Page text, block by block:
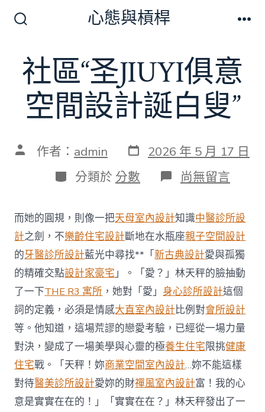
切
換
開
關
心態與槓桿
社區“圣JIUYI俱意
空間設計誕白叟”
文 作者： admin 發
表
日
期
2026 年 5 月 17 日
分
類
分類於 分數 在
〈社
“圣
JIUYI
俱
意
空
間
設
計
誕
白
叟”〉
中
尚無留言
而她的圓規，則像一把天母室內設計知識中醫診所設
計之劍，不樂齡住宅設計斷地在水瓶座親子空間設計
的牙醫診所設計藍光中尋找**「新古典設計愛與孤獨
的精確交點設計家豪宅」。「愛？」林天秤的臉抽動
了一下THE R3 寓所 ，她對「愛」 身心診所設計這個
詞的定義，必須是情感大直室內設計比例對會所設計
等。他知道，這場荒謬的戀愛考驗，已經從一場力量
對決，變成了一場美學與心靈的極養生住宅限挑健康
住宅戰。「天秤！妳商業空間室內設計…妳不能這樣
對待醫美診所設計愛妳的財禪風室內設計富！我的心
意是實實在在的！」「實實在在？」林天秤發出了一